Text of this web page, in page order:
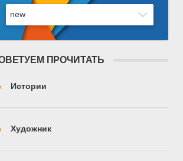
ПРОЧИТАТЬ
Истории
Художник